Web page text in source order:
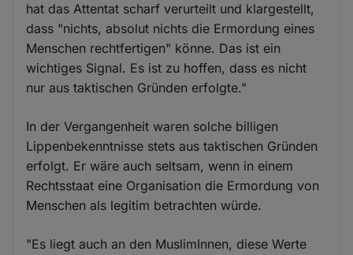
hat das Attentat scharf verurteilt und klargestellt,
dass "nichts, absolut nichts die Ermordung eines
Menschen rechtfertigen" könne. Das ist ein
wichtiges Signal. Es ist zu hoffen, dass es nicht
nur aus taktischen Gründen erfolgte."
In der Vergangenheit waren solche billigen
Lippenbekenntnisse stets aus taktischen Gründen
erfolgt. Er wäre auch seltsam, wenn in einem
Rechtsstaat eine Organisation die Ermordung von
Menschen als legitim betrachten würde.
"Es liegt auch an den MuslimInnen, diese Werte